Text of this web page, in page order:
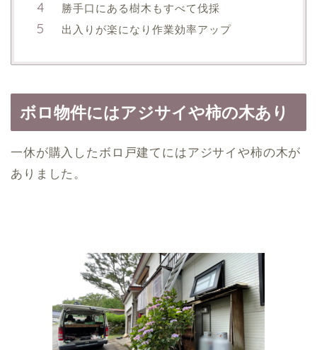
勝手口にある樹木もすべて伐採
出入りが楽になり作業効率アップ
ボロ物件にはアジサイや柿の木あり
一休が購入したボロ戸建てにはアジサイや柿の木が
ありました。